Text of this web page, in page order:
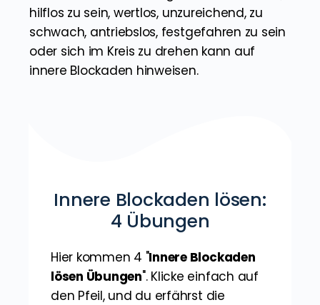
hilflos zu sein, wertlos, unzureichend, zu
schwach, antriebslos, festgefahren zu sein
oder sich im Kreis zu drehen kann auf
innere Blockaden hinweisen.
Innere Blockaden lösen:
4 Übungen
Hier kommen 4 "Innere Blockaden
lösen Übungen". Klicke einfach auf
den Pfeil, und du erfährst die